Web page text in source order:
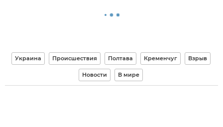
Украина Происшествия Полтава Кременчуг Взрыв
Новости В мире